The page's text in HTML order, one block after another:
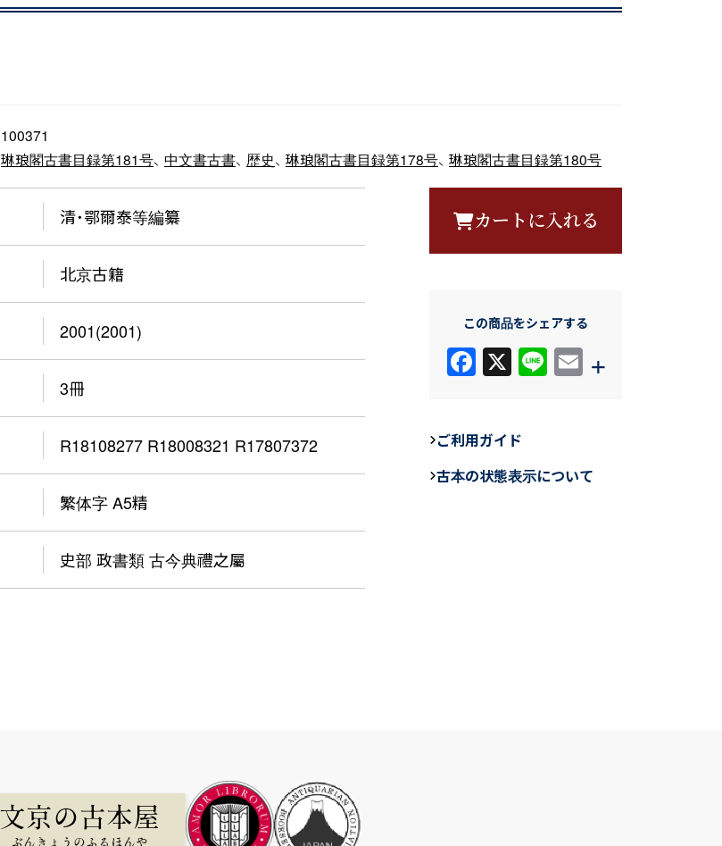
100371
琳琅閣古書目録第181号、 中文書古書、 歴史、 琳琅閣古書目録第178号、 琳琅閣古書目録第180号
清・鄂爾泰等編纂
北京古籍
2001(2001)
3冊
R18108277 R18008321 R17807372
繁体字 A5精
史部 政書類 古今典禮之屬
カートに入れる
この商品をシェアする
F
a
e
b
X Li
n
E
+
ご利用ガイド
古本の状態表示について